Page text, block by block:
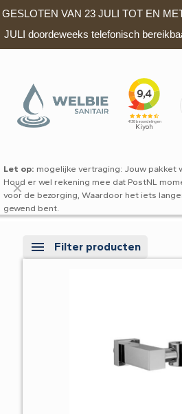
GESLOTEN VAN 23 JULI TOT EN
JULI doordeweeks telefonisch
Let op: mogelijke vertraging: Jouw pakket
Houd er wel rekening mee dat PostNL
voor de bezorging, Waardoor het iets
gewend bent.
✕
Filter producten